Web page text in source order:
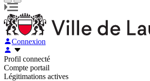
Connexion
Profil connecté
Compte portail
Légitimations actives